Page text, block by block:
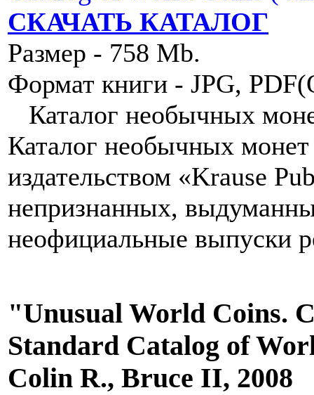
СКАЧАТЬ КАТАЛОГ
Размер - 758 Mb.
Формат книги - JPG,
Каталог нeoбычныx
Каталог нeoбычныx
издательством «Krause
непризнанных,
неофициальные выпуски
"Unusual World Coins.
Standard Catalog of
Colin R., Bruce II, 2008